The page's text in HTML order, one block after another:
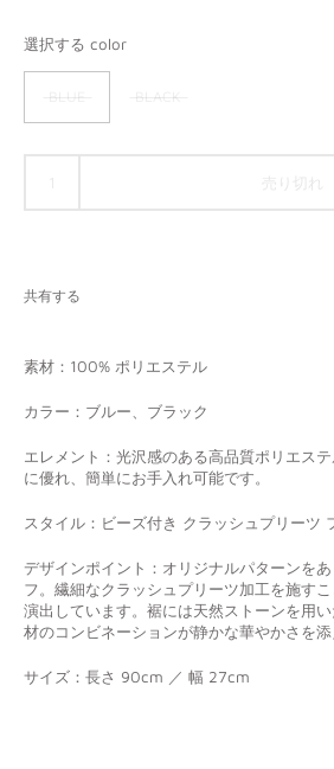
選択する color
BLUE BLACK
売り切れ
共有する
素材： 100% ポリエステル
カラー：ブルー、ブラック
エレメント： 光沢感のある高品質ポリエス
に優れ、簡単にお手入れ可能です。
スタイル： ビーズ付き クラッシュプリーツ
デザインポイント： オリジナルパターンを
フ。繊細なクラッシュプリーツ加工を施す
演出しています。裾には天然ストーンを用
材のコンビネーションが静かな華やかさを添
サイズ： 長さ 90cm ／ 幅 27cm